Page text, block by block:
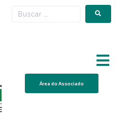
Área do Associado